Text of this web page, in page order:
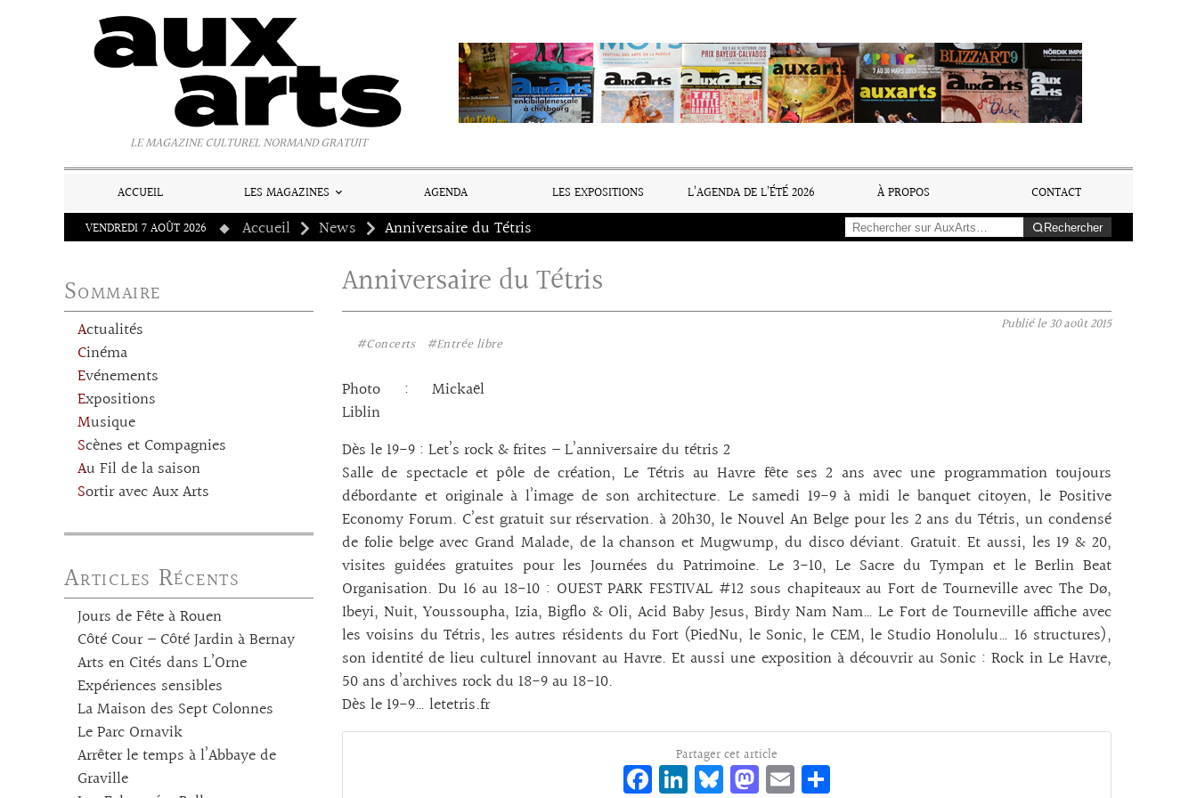
LE MAGAZINE CULTUREL NORMAND GRATUIT
ACCUEIL LES MAGAZINES AGENDA LES EXPOSITIONS L’AGENDA DE L’ÉTÉ 2026 À PROPOS
CONTACT
VENDREDI 7 AOÛT 2026
Accueil News Anniversaire du Tétris Rechercher
Sommaire
Actualités
Cinéma
Evénements
Expositions
Musique
Scènes et Compagnies
Au Fil de la saison
Sortir avec Aux Arts
Articles Récents
Jours de Fête à Rouen
Côté Cour – Côté Jardin à Bernay
Arts en Cités dans L’Orne
Expériences sensibles
La Maison des Sept Colonnes
Le Parc Ornavik
Arrêter le temps à l’Abbaye de
Graville
Anniversaire du Tétris
Publié le30 août 2015
#Concerts
#Entrée libre
Photo : Mickaël
Liblin
Dès le 19-9 : Let’s rock & frites – L’anniversaire du tétris 2
Salle de spectacle et pôle de création, Le Tétris au Havre fête ses 2 ans avec une programmation toujours
débordante et originale à l’image de son architecture. Le samedi 19-9 à midi le banquet citoyen, le Positive
Economy Forum. C’est gratuit sur réservation. à 20h30, le Nouvel An Belge pour les 2 ans du Tétris, un condensé
de folie belge avec Grand Malade, de la chanson et Mugwump, du disco déviant. Gratuit. Et aussi, les 19 & 20,
visites guidées gratuites pour les Journées du Patrimoine. Le 3-10, Le Sacre du Tympan et le Berlin Beat
Organisation. Du 16 au 18-10 : OUEST PARK FESTIVAL #12 sous chapiteaux au Fort de Tourneville avec The Dø,
Ibeyi, Nuit, Youssoupha, Izia, Bigflo & Oli, Acid Baby Jesus, Birdy Nam Nam… Le Fort de Tourneville affiche avec
les voisins du Tétris, les autres résidents du Fort (PiedNu, le Sonic, le CEM, le Studio Honolulu… 16 structures),
son identité de lieu culturel innovant au Havre. Et aussi une exposition à découvrir au Sonic : Rock in Le Havre,
50 ans d’archives rock du 18-9 au 18-10.
Dès le 19-9… letetris.fr
Partager cet article
Fa Li Bl M E
Panneau de gestion des cookies